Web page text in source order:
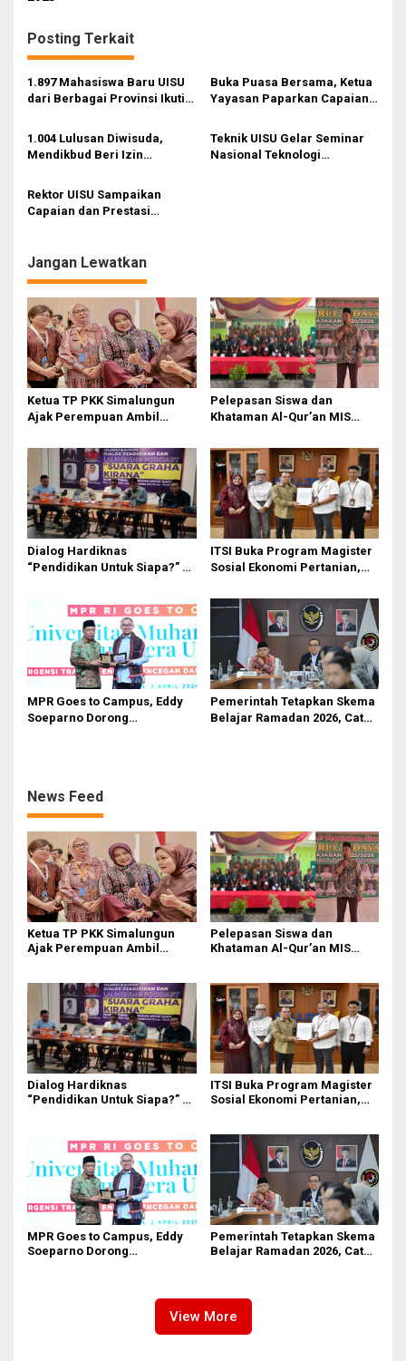
Posting Terkait
1.897 Mahasiswa Baru UISU
dari Berbagai Provinsi Ikuti
Buka Puasa Bersama, Ketua
Yayasan Paparkan Capaian
Akademik UISU
1.004 Lulusan Diwisuda,
Mendikbud Beri Izin
Inggris di UISU
Teknik UISU Gelar Seminar
Nasional Teknologi
Rektor UISU Sampaikan
Capaian dan Prestasi
Jangan Lewatkan
Ketua TP PKK Simalungun
Ajak Perempuan Ambil
Pembangunan
Pelepasan Siswa dan
Khataman Al-Qur’an MIS
Berlangsung Khidmat
Dialog Hardiknas
“Pendidikan Untuk Siapa?” di
ITSI Buka Program Magister
Sosial Ekonomi Pertanian,
Masa Depan Agribisnis
Indonesia
MPR Goes to Campus, Eddy
Soeparno Dorong
Pemerintah Tetapkan Skema
Belajar Ramadan 2026, Catat
News Feed
Ketua TP PKK Simalungun
Ajak Perempuan Ambil
Pelepasan Siswa dan
Khataman Al-Qur’an MIS
Dialog Hardiknas
“Pendidikan Untuk Siapa?” di
ITSI Buka Program Magister
Sosial Ekonomi Pertanian,
Indonesia
MPR Goes to Campus, Eddy
Soeparno Dorong
Pemerintah Tetapkan Skema
Belajar Ramadan 2026, Catat
View More